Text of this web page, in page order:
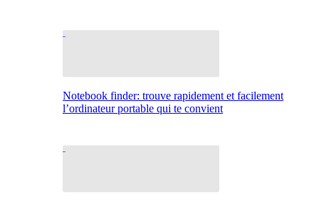
Notebook finder: trouve rapidement et facilement
l’ordinateur portable qui te convient